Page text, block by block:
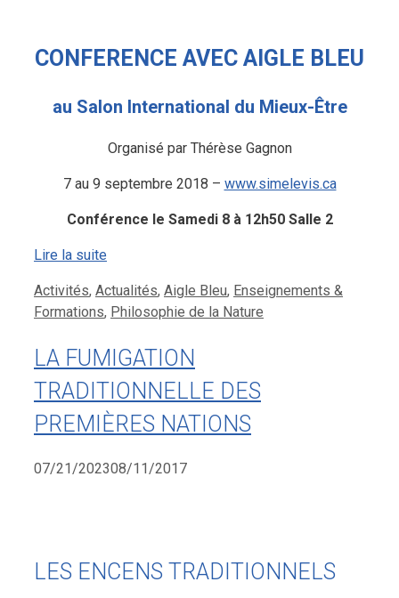
CONFERENCE AVEC AIGLE BLEU
au Salon International du Mieux-Être
Organisé par Thérèse Gagnon
7 au 9 septembre 2018 – www.simelevis.ca
Conférence le Samedi 8 à 12h50 Salle 2
Lire la suite
Catégories
Activités, Actualités, Aigle Bleu, Enseignements &
Formations, Philosophie de la Nature
LA FUMIGATION
TRADITIONNELLE DES
PREMIÈRES NATIONS
07/21/202308/11/2017
LES ENCENS TRADITIONNELS